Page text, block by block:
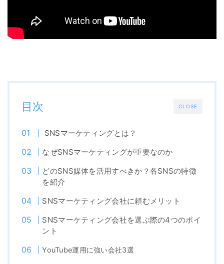
CLOSE
目次
SNSマーケティングとは？
なぜSNSマーケティングが重要なのか
どのSNS媒体を活用すべきか？各SNSの特徴
を紹介
SNSマーケティング会社に頼むメリット
SNSマーケティング会社を選ぶ際の4つのポイ
ント
YouTube運用に強い会社3選